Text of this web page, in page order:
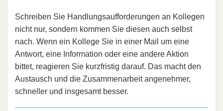
Schreiben Sie Handlungsaufforderungen an Kollegen
nicht nur, sondern kommen Sie diesen auch selbst
nach. Wenn ein Kollege Sie in einer Mail um eine
Antwort, eine Information oder eine andere Aktion
bittet, reagieren Sie kurzfristig darauf. Das macht den
Austausch und die Zusammenarbeit angenehmer,
schneller und insgesamt besser.